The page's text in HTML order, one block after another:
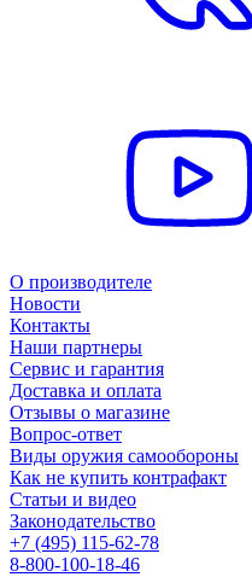
О производителе
Новости
Контакты
Наши партнеры
Сервис и гарантия
Доставка и оплата
Отзывы о магазине
Вопрос-ответ
Виды оружия самообороны
Как не купить контрафакт
Статьи и видео
Законодательство
+7 (495) 115-62-78
8-800-100-18-46